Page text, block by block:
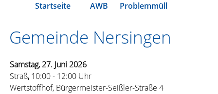
Startseite AWB Problemmüll
Gemeinde Nersingen
Samstag, 27. Juni 2026
Straß, 10:00 - 12:00 Uhr
Wertstoffhof, Bürgermeister-Seißler-Straße 4